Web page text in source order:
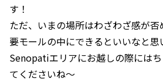
す！
ただ、いまの場所はわざわざ感が
要モールの中にできるといいなと
Senopatiエリアにお越しの際には
てくださいね～